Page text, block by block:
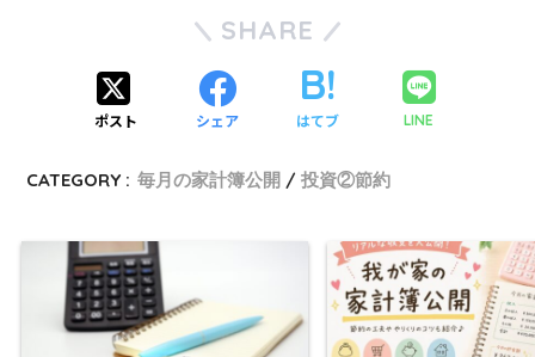
SHARE
ポスト シェア はてブ LINE
CATEGORY : 毎月の家計簿公開 投資②節約